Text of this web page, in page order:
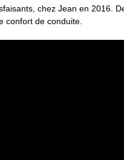
chez Jean en 2016.
confort de conduite.